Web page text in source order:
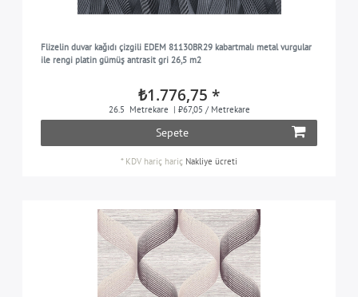
Flizelin duvar kağıdı çizgili EDEM 81130BR29 kabartmalı metal vurgular
ile rengi platin gümüş antrasit gri 26,5 m2
₺1.776,75 *
26.5 Metrekare | ₺67,05 / Metrekare
Sepete
* KDV hariç hariç Nakliye ücreti